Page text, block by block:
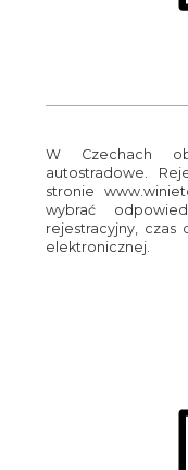
W Czechach
autostradowe.
stronie
wybrać
rejestracyjny, czas
elektronicznej.